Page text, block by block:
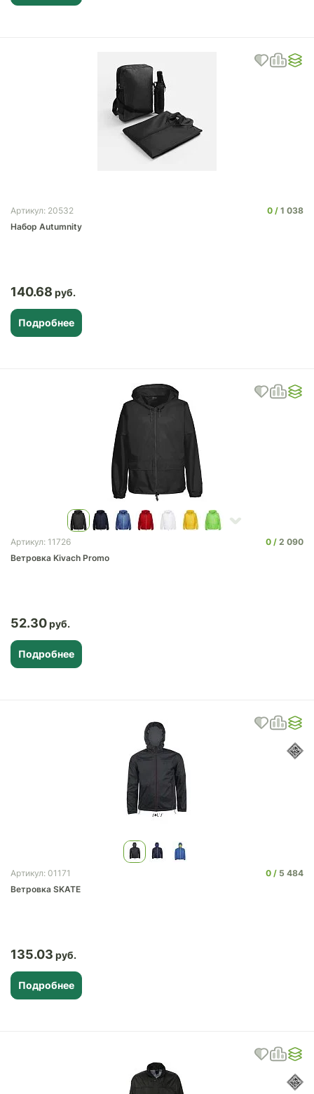
Артикул: 20532 0
1 038
Набор Autumnity
140.68
Подробнее
Артикул: 11726 0
2 090
Ветровка Kivach Promo
52.30
Подробнее
Артикул: 01171 0
5 484
Ветровка SKATE
135.03
Подробнее